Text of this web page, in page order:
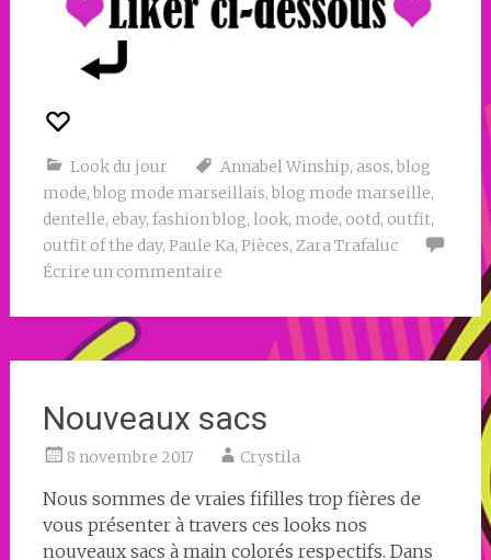
Look du jour Annabel Winship, asos, blog
mode, blog mode marseillais, blog mode marseille,
dentelle, ebay, fashion blog, look, mode, ootd, outfit,
outfit of the day, Paule Ka, Pièces, Zara Trafaluc
Écrire un commentaire
Nouveaux sacs
8 novembre 2017 Crystila
Nous sommes de vraies fifilles trop fières de
vous présenter à travers ces looks nos
nouveaux sacs à main colorés respectifs. Dans